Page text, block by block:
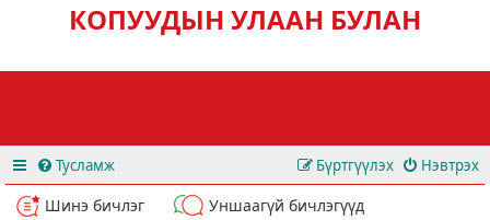
КОПУУДЫН УЛААН БУЛАН
Тусламж Нэвтрэх
Бүртгүүлэх
Шинэ бичлэг
Уншаагүй бичлэгүүд